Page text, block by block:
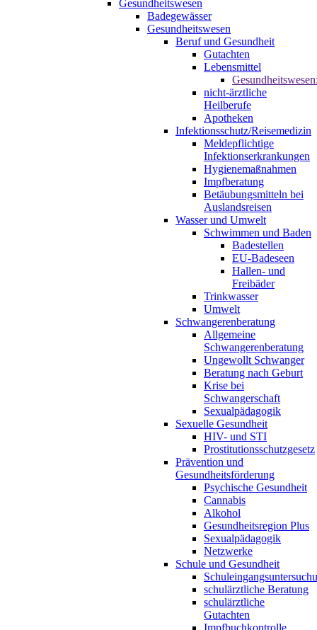
Gesundheitswesen
Badegewässer
Gesundheitswesen
Beruf und Gesundheit
Gutachten
Lebensmittel
nicht-ärztliche
Heilberufe
Apotheken
Infektionsschutz/Reisemedizin
Meldepflichtige
Infektionserkrankungen
Hygienemaßnahmen
Impfberatung
Betäubungsmitteln bei
Auslandsreisen
Wasser und Umwelt
Schwimmen und Baden
Badestellen
EU-Badeseen
Hallen- und
Freibäder
Trinkwasser
Umwelt
Schwangerenberatung
Allgemeine
Schwangerenberatung
Ungewollt Schwanger
Beratung nach Geburt
Krise bei
Schwangerschaft
Sexualpädagogik
Sexuelle Gesundheit
HIV- und STI
Prostitutionsschutzgesetz
Prävention und
Gesundheitsförderung
Psychische Gesundheit
Cannabis
Alkohol
Gesundheitsregion Plus
Sexualpädagogik
Netzwerke
Schule und Gesundheit
schulärztliche Beratung
schulärztliche
Gutachten
Impfbuchkontrolle